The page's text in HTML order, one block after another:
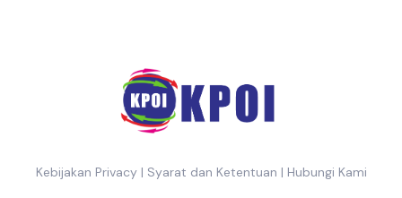
Kebijakan Privacy| Syarat dan Ketentuan | Hubungi Kami